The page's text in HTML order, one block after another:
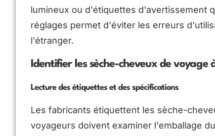
lumineux ou d'étiquettes d'avertissement
réglages permet d'éviter les erreurs
l'étranger.
Identifier les sèche-cheveux de voyage
Lecture des étiquettes et des spécifications
Les fabricants étiquettent les sèche-
voyageurs doivent examiner l'emballage